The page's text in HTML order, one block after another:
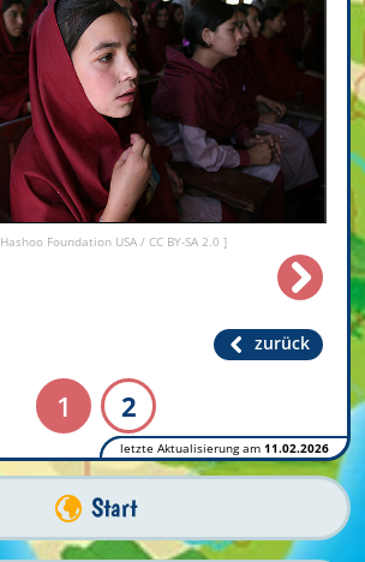
Hashoo Foundation USA / CC BY-SA 2.0 ]
zurück
1 2
letzte Aktualisierung am 11.02.2026
Start